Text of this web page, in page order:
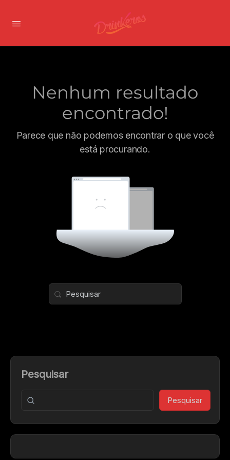
Nenhum resultado
encontrado!
Parece que não podemos encontrar o que você
está procurando.
Pesquisar
Pesquisar